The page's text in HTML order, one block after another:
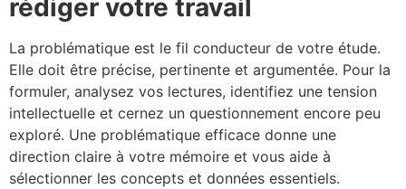
rédiger votre travail
La problématique est le fil conducteur de votre étude.
Elle doit être précise, pertinente et argumentée. Pour la
formuler, analysez vos lectures, identifiez une tension
intellectuelle et cernez un questionnement encore peu
exploré. Une problématique efficace donne une
direction claire à votre mémoire et vous aide à
sélectionner les concepts et données essentiels.